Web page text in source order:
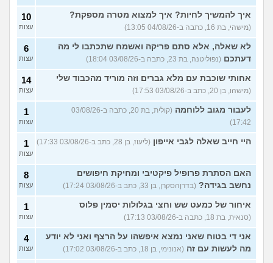
איך להמשיך לחיות? איך למצוא מטרה מספקת?
(מישהי, בת 16, כתבה ב-04/08/26 13:05)
10
עצות
לא שאלה, אלא סתם פריקה ואשמח שתכתבו לי מה
דעתכם (נפוליטנה, בת 23, כתבה ב-03/08/26 18:04)
6
עצות
אחותי שוכבת עם מלא גברים וזה מוריד מהכבוד שלי
(מישהו, בן 20, כתב ב-03/08/26 17:53)
14
עצות
לעבור מגוב ללוחמה
(קולית, בת 20, כתבה ב-03/08/26
17:42)
1
עצות
היי חייב שאלה לגבי אייפון (ליעוז, בן 28, כתב ב-03/08/26 17:33) 1
עצות
האם הסתרת פרופיל פיקטיבי ומחיקת חיפושים
נחשב בגידה? (בדרןהסקרן, בן 33, כתב ב-03/08/26 17:24)
8
עצות
איחור של כמעט שש וחצי בגלולות יסמין פלוס
(סנאית, בת 18, כתבה ב-03/08/26 17:13)
1
עצות
אני די בטוח שאני נמצא איפשהו על הרצף ואני לא יודע
מה לעשות עם זה (אנונימי, בן 18, כתב ב-03/08/26 17:02)
4
עצות